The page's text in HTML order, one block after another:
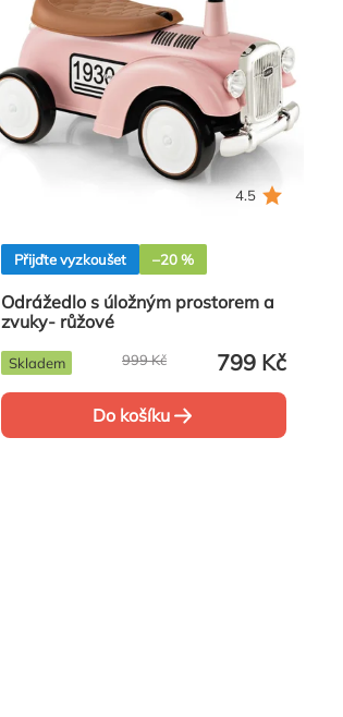
4.5
Přijďte vyzkoušet –20 %
Odrážedlo s úložným prostorem a
zvuky- růžové
799 Kč
999 Kč
Skladem
Do košíku